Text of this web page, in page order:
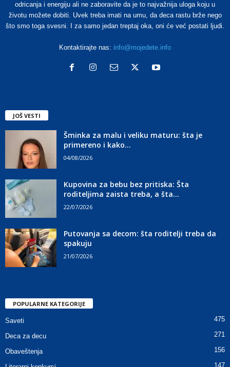
odricanja i energiju ali ne zaboravite da je to najvažnija uloga koju u
životu možete dobiti. Uvek treba imati na umu, da deca rastu brže nego
što smo toga svesni. I za samo jedan treptaj oka, oni će već postati ljudi.
Kontaktirajte nas: info@mojedete.info
JOŠ VESTI
Šminka za malu i veliku maturu: šta je
primereno i kako...
04/08/2026
Kupovina za bebu bez pritiska: Šta
roditeljima zaista treba, a šta...
22/07/2026
Putovanja sa decom: šta roditelji treba da
spakuju
21/07/2026
POPULARNE KATEGORIJE
Saveti 475
Deca za decu 271
Obaveštenja 156
147